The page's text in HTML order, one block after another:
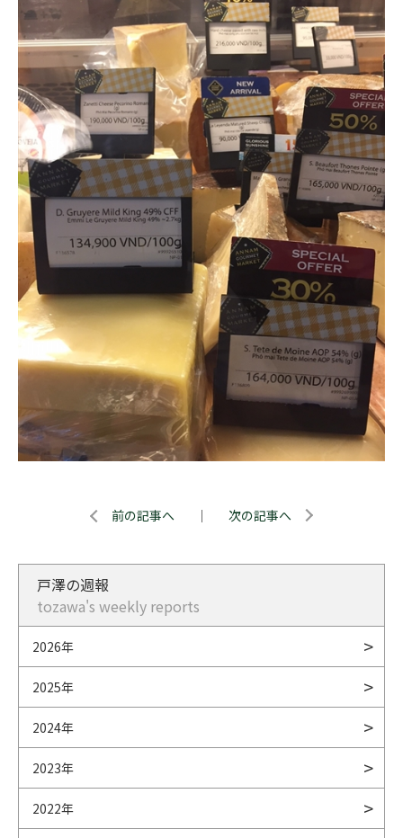
前の記事へ ｜ 次の記事へ
戸澤の週報
tozawa's weekly reports
2026年
2025年
2024年
2023年
2022年